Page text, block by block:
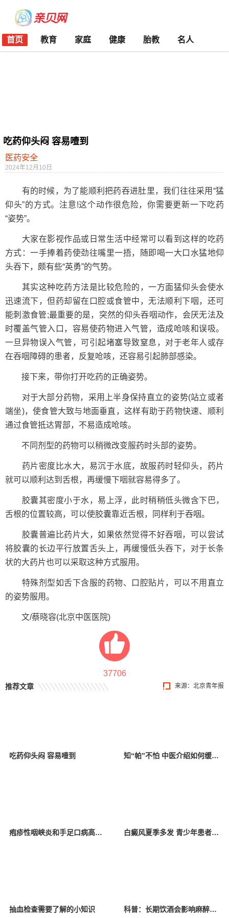
首页 教育 家庭 健康 胎教 名人
吃药仰头闷 容易噎到
医药安全
2024年12月10日
有的时候，为了能顺利把药吞进肚里，我们往往采用“猛
仰头”的方式。注意!这个动作很危险，你需要更新一下吃药
“姿势”。
大家在影视作品或日常生活中经常可以看到这样的吃药
方式：一手捧着药使劲往嘴里一捂，随即喝一大口水猛地仰
头吞下，颇有些“英勇”的气势。
其实这种吃药方法是比较危险的，一方面猛仰头会使水
迅速流下，但药却留在口腔或食管中，无法顺利下咽，还可
能刺激食管;最重要的是，突然的仰头吞咽动作，会厌无法及
时覆盖气管入口，容易使药物进入气管，造成呛咳和误吸。
一旦异物误入气管，可引起堵塞导致窒息，对于老年人或存
在吞咽障碍的患者，反复呛咳，还容易引起肺部感染。
接下来，带你打开吃药的正确姿势。
对于大部分药物，采用上半身保持直立的姿势(站立或者
端坐)，使食管大致与地面垂直，这样有助于药物快速、顺利
通过食管抵达胃部，不易造成呛咳。
不同剂型的药物可以稍微改变服药时头部的姿势。
药片密度比水大，易沉于水底，故服药时轻仰头，药片
就可以顺利达到舌根，再缓慢下咽就容易得多了。
胶囊其密度小于水，易上浮，此时稍稍低头微含下巴，
舌根的位置较高，可以使胶囊靠近舌根，同样利于吞咽。
胶囊普遍比药片大，如果依然觉得不好吞咽，可以尝试
将胶囊的长边平行放置舌头上，再缓慢低头吞下，对于长条
状的大药片也可以采取这种方式服用。
特殊剂型如舌下含服的药物、口腔贴片，可以不用直立
的姿势服用。
文/蔡晓容(北京中医医院)
37706
来源：北京青年报
推荐文章
吃药仰头闷 容易噎到 知“帕”不怕 中医介绍如何缓解帕金森病症状
疱疹性咽峡炎和手足口病高发，学龄前儿童是高危人群 白癜风夏季多发 青少年患者综合治疗正当时
抽血检查需要了解的小知识 科普：长期饮酒会影响麻醉效果吗